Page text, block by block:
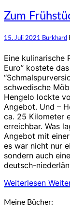
Zum
15. Juli 2021 Burkhard
Eine kulinarische
Euro” kostete
schwedische
Hengelo lockte
Angebot. Und –
ca. 25 Kilometer
erreichbar. Was
Angebot mit
es war nicht nur
sondern auch
deutsch-
Weiterlesen
Meine Bücher: